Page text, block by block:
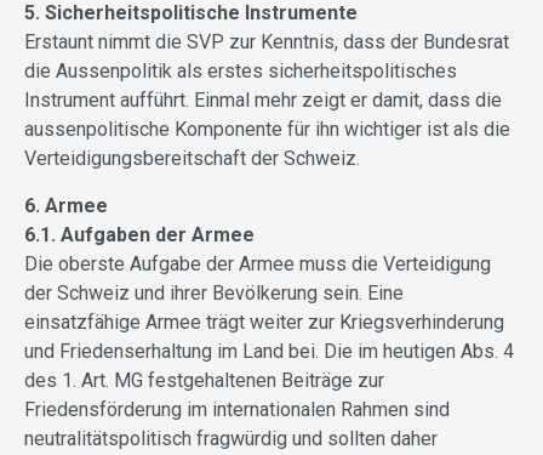
5. Sicherheitspolitische Instrumente
Erstaunt nimmt die SVP zur Kenntnis, dass der Bundesrat
die Aussenpolitik als erstes sicherheitspolitisches
Instrument aufführt. Einmal mehr zeigt er damit, dass die
aussenpolitische Komponente für ihn wichtiger ist als die
Verteidigungsbereitschaft der Schweiz.
6. Armee
6.1. Aufgaben der Armee
Die oberste Aufgabe der Armee muss die Verteidigung
der Schweiz und ihrer Bevölkerung sein. Eine
einsatzfähige Armee trägt weiter zur Kriegsverhinderung
und Friedenserhaltung im Land bei. Die im heutigen Abs. 4
des 1. Art. MG festgehaltenen Beiträge zur
Friedensförderung im internationalen Rahmen sind
neutralitätspolitisch fragwürdig und sollten daher